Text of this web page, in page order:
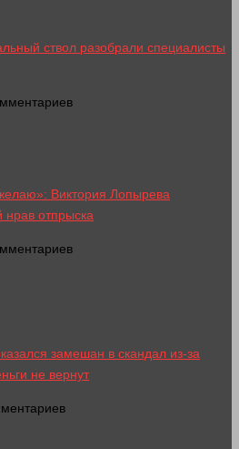
ствол разобрали специалисты
Виктория Лопырева
отпрыска
замешан в скандал из-за
не вернут